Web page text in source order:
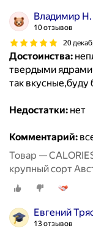
Владимир Н.
10 отзывов
20
Достоинства:
твердыми
так вкусные,буду
Недостатки: нет
Комментарий:
Товар —
крупный сорт
Евгений
13 отзывов